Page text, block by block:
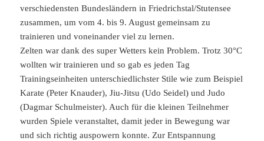
verschiedensten Bundesländern in Friedrichstal/Stutensee
zusammen, um vom 4. bis 9. August gemeinsam zu
trainieren und voneinander viel zu lernen.
Zelten war dank des super Wetters kein Problem. Trotz 30°C
wollten wir trainieren und so gab es jeden Tag
Trainingseinheiten unterschiedlichster Stile wie zum Beispiel
Karate (Peter Knauder), Jiu-Jitsu (Udo Seidel) und Judo
(Dagmar Schulmeister). Auch für die kleinen Teilnehmer
wurden Spiele veranstaltet, damit jeder in Bewegung war
und sich richtig auspowern konnte. Zur Entspannung